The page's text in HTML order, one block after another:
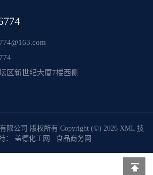
区新世纪大厦7楼西侧
限公司 版权所有 Copyright (©) 2026 XML 技
： 盖德化工网 食品商务网